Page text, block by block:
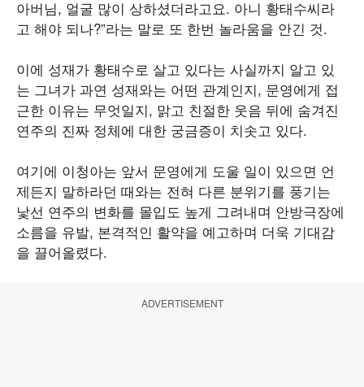
아버님, 얼굴 많이 상하셨더라고요. 아니 황태수씨라
고 해야 되나?”라는 말로 또 한번 놀라움을 안긴 것.
이에 성재가 황태수로 살고 있다는 사실까지 알고 있
는 그녀가 과연 성재와는 어떤 관계인지, 문영에게 접
근한 이유는 무엇일지, 맑고 친절한 웃음 뒤에 숨겨진
연주의 진짜 정체에 대한 궁금증이 치솟고 있다.
여기에 이청아는 앞서 문영에게 도울 일이 있으면 언
제든지 말하라던 때와는 전혀 다른 분위기를 풍기는
낯선 연주의 변화를 몰입도 높게 그려내며 안방극장에
소름을 유발, 본격적인 활약을 예고하며 더욱 기대감
을 끌어올렸다.
ADVERTISEMENT